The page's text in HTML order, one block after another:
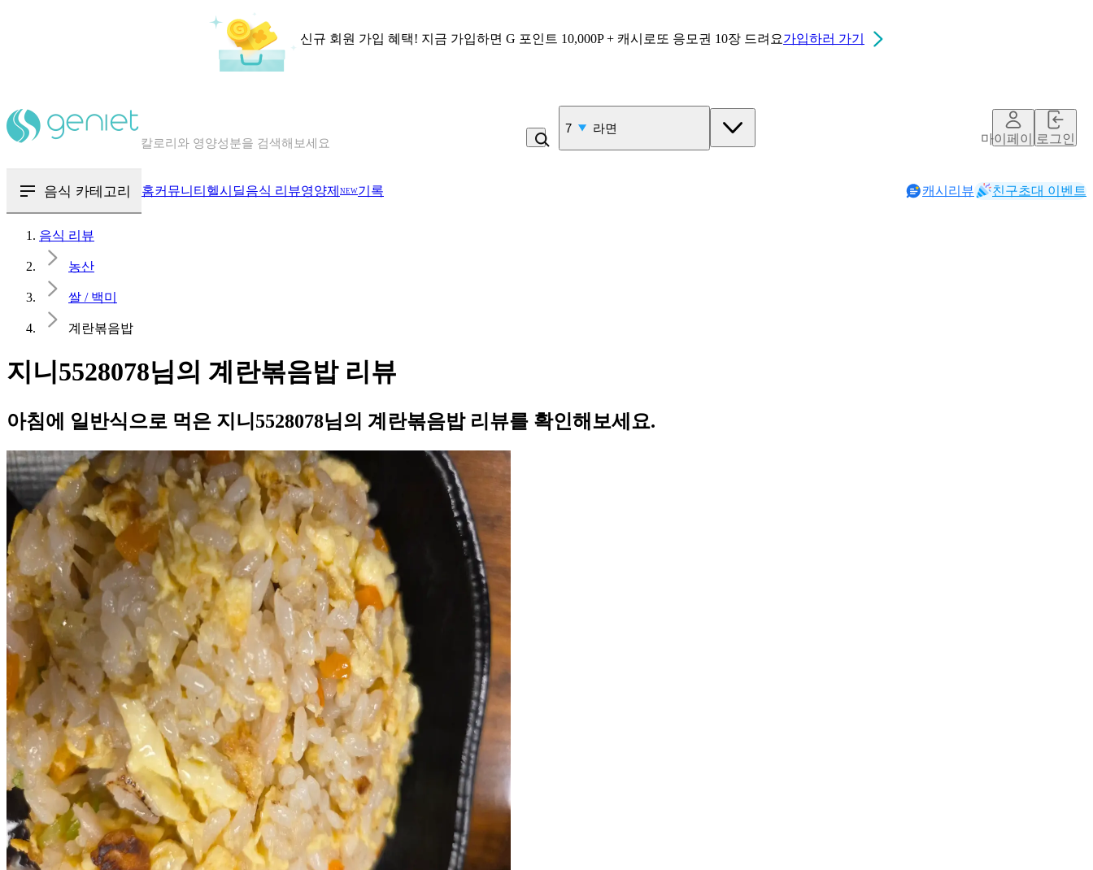
신규 회원 가입 혜택! 지금 가입하면 G 포인트 10,000P + 캐시로또 응모권 10장 드려요가입하러 가기
혈당 · 다이어트 음식 검색해보세요
7 라면
마이페이지로그인
음식 카테고리 홈커뮤니티 헬시딜음식 리뷰영양제 NEW기록 캐시리뷰 친구초대 이벤트
음식 리뷰
농산
쌀 / 백미
계란볶음밥
지니5528078님의 계란볶음밥 리뷰
아침에 일반식으로 먹은 지니5528078님의 계란볶음밥 리뷰를 확인해보세요.